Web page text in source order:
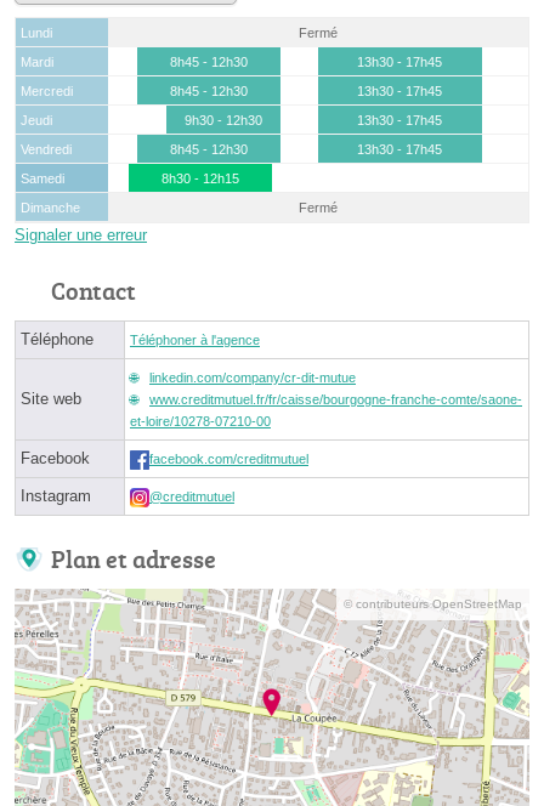
Lundi
Fermé
Mardi
8h45 - 12h30
13h30 - 17h45
Mercredi
8h45 - 12h30
13h30 - 17h45
Jeudi
9h30 - 12h30
13h30 - 17h45
Vendredi
8h45 - 12h30
13h30 - 17h45
Samedi
8h30 - 12h15
Dimanche
Fermé
Signaler une erreur
Contact
Téléphone Téléphoner à l'agence
Site web
linkedin.com/company/cr-dit-mutue
www.creditmutuel.fr/fr/caisse/bourgogne-franche-comte/saone-
et-loire/10278-07210-00
Facebook facebook.com/creditmutuel
Instagram @creditmutuel
Plan et adresse
© contributeurs OpenStreetMap